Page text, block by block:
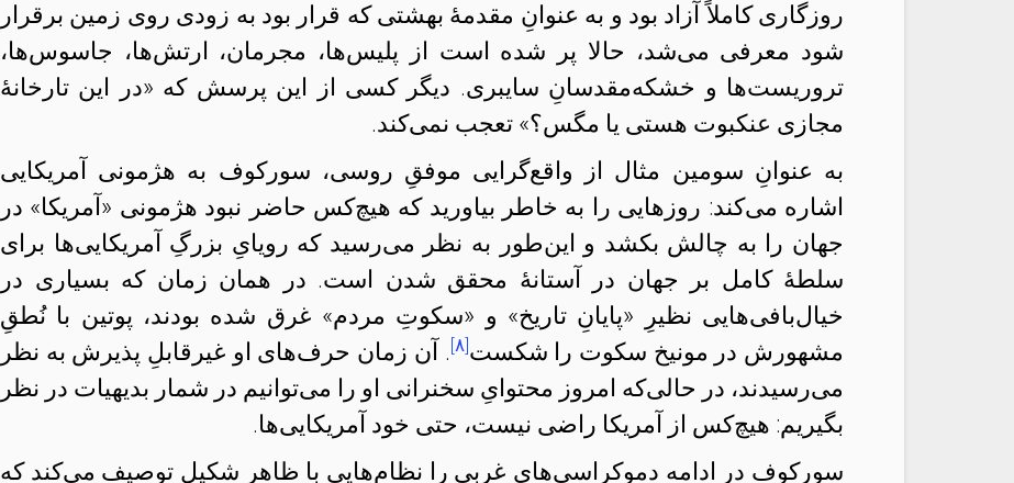
روزگاری کاملاً آزاد بود و به عنوانِ مقدمهٔ بهشتی که قرار بود به زودی روی زمین برقرار
شود معرفی می‌شد، حالا پر شده است از پلیس‌ها، مجرمان، ارتش‌ها، جاسوس‌ها،
تروریست‌ها و خشکه‌‌مقدسانِ سایبری. دیگر کسی از این پرسش که «در این تارخانهٔ
مجازی عنکبوت هستی یا مگس؟» تعجب نمی‌کند.
به عنوانِ سومین مثال از واقع‌گرایی موفقِ روسی، سورکوف به هژمونی آمریکایی
اشاره می‌کند: روزهایی را به خاطر بیاورید که هیچ‌کس حاضر نبود هژمونی «آمریکا» در
جهان را به چالش بکشد و این‌طور به نظر می‌رسید که رویایِ بزرگِ آمریکایی‌ها برای
سلطهٔ کامل بر جهان در آستانهٔ محقق شدن است. در همان زمان که بسیاری در
خیال‌بافی‌هایی نظیرِ «پایانِ تاریخ» و «سکوتِ مردم» غرق شده بودند، پوتین با نُطقِ
مشهورش در مونیخ سکوت را شکست[۸] . آن زمان حرف‌های او غیرقابلِ پذیرش به نظر
می‌رسیدند، در حالی‌که امروز محتوایِ سخنرانی او را می‌توانیم در شمار بدیهیات در نظر
بگیریم: هیچ‌کس از آمریکا راضی نیست، حتی خود آمریکایی‌ها.
سورکوف در ادامه دموکراسی‌های غربی را نظام‌هایی با ظاهرِ شکیل توصیف می‌کند که